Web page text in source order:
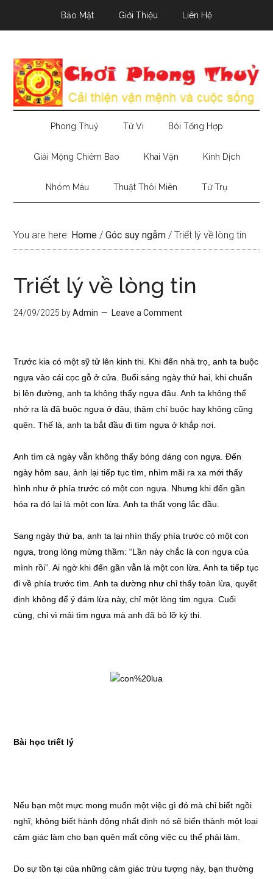
Bảo Mật Giới Thiệu Liên Hệ
Phong Thuỷ Tử Vi Bói Tổng Hợp
Giải Mộng Chiêm Bao Khai Vận Kinh Dịch
Nhóm Máu Thuật Thôi Miên Tứ Trụ
You are here: Home / Góc suy ngẫm / Triết lý về lòng tin
Triết lý về lòng tin
24/09/2025 byAdmin Leave a Comment
Trước kia có một sỹ tử lên kinh thi. Khi đến nhà trọ, anh ta buộc
ngựa vào cái cọc gỗ ở cửa. Buổi sáng ngày thứ hai, khi chuẩn
bị lên đường, anh ta không thấy ngựa đâu. Anh ta không thể
nhớ ra là đã buộc ngựa ở đâu, thậm chí buộc hay không cũng
quên. Thế là, anh ta bắt đầu đi tìm ngựa ở khắp nơi.
Anh tìm cả ngày vẫn không thấy bóng dáng con ngựa. Đến
ngày hôm sau, ảnh lại tiếp tục tìm, nhìm mãi ra xa mới thấy
hình như ở phía trước có một con ngựa. Nhưng khi đến gần
hóa ra đó lại là một con lừa. Anh ta thất vọng lắc đầu.
Sang ngày thứ ba, anh ta lại nhìn thấy phía trước có một con
ngựa, trong lòng mừng thầm: “Lần này chắc là con ngựa của
mình rồi”. Ai ngờ khi đến gần vẫn là một con lừa. Anh ta tiếp tục
đi về phía trước tìm. Anh ta dường như chỉ thấy toàn lừa, quyết
định không để ý đám lừa này, chỉ một lòng tim ngựa. Cuối
cùng, chỉ vì mải tìm ngựa mà anh đã bỏ lỡ kỳ thi.
Bài học triết lý
Nếu bạn một mực mong muốn một việc gì đó mà chỉ biết ngồi
nghĩ, không biết hành động nhất định nó sẽ biến thành một loại
cảm giác làm cho bạn quên mất công việc cụ thể phải làm.
Do sự tồn tại của những cảm giác trừu tượng này, bạn thường